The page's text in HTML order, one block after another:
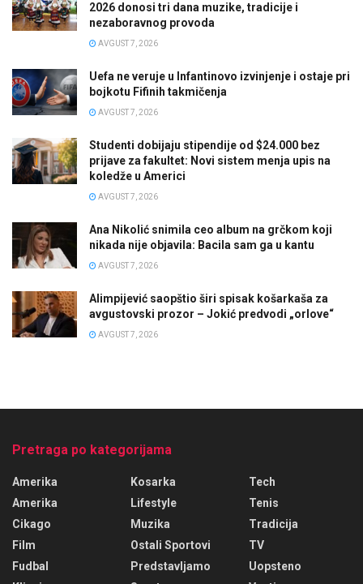
2026 donosi tri dana muzike, tradicije i
nezaboravnog provoda
AVGUST 7, 2026
Uefa ne veruje u Infantinovo izvinjenje i ostaje pri
bojkotu Fifinih takmičenja
AVGUST 7, 2026
Studenti dobijaju stipendije od $24.000 bez
prijave za fakultet: Novi sistem menja upis na
koledže u Americi
AVGUST 7, 2026
Ana Nikolić snimila ceo album na grčkom koji
nikada nije objavila: Bacila sam ga u kantu
AVGUST 7, 2026
Alimpijević saopštio širi spisak košarkaša za
avgustovski prozor – Jokić predvodi „orlove“
AVGUST 7, 2026
Pretraga po kategorijama
Amerika
Amerika
Cikago
Film
Fudbal
Kosarka
Lifestyle
Muzika
Ostali Sportovi
Predstavljamo
Tech
Tenis
Tradicija
TV
Uopsteno